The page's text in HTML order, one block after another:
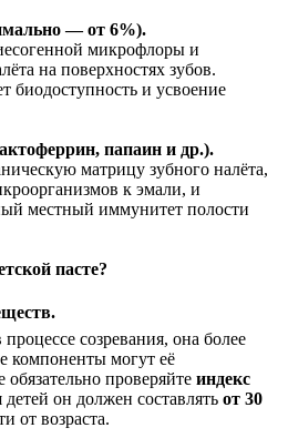
— от 6%).
микрофлоры и
на поверхностях зубов.
биодоступность и усвоение
папаин и др.).
матрицу зубного налёта,
к эмали, и
местный иммунитет полости
пасте?
созревания, она более
компоненты могут её
проверяйте индекс
детей он должен составлять от 30
от возраста.